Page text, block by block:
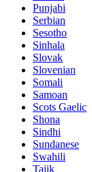
Punjabi
Serbian
Sesotho
Sinhala
Slovak
Slovenian
Somali
Samoan
Scots Gaelic
Shona
Sindhi
Sundanese
Swahili
Tajik